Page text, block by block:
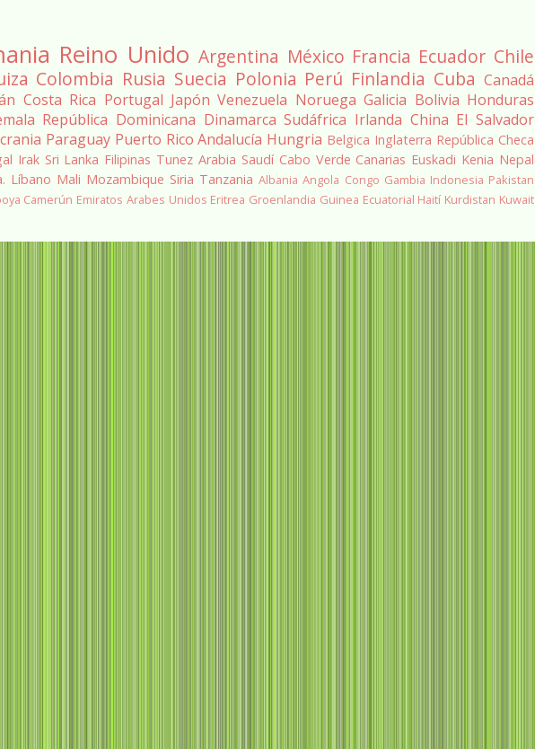
Reino Unido Argentina México Francia Ecuador Chile
Colombia Rusia Suecia Polonia Perú Finlandia Cuba Canadá
Costa Rica Portugal Japón Venezuela Noruega Galicia Bolivia Honduras
República Dominicana Dinamarca Sudáfrica Irlanda China El Salvador
Paraguay Puerto Rico Andalucía Hungria Belgica Inglaterra República Checa
Irak Sri Lanka Filipinas Tunez Arabia Saudí Cabo Verde Canarias Euskadi Kenia Nepal
Líbano Mali Mozambique Siria Tanzania Albania Angola Congo Gambia Indonesia Pakistan
Camerún Emiratos Arabes Unidos Eritrea Groenlandia Guinea Ecuatorial Haití Kurdistan Kuwait